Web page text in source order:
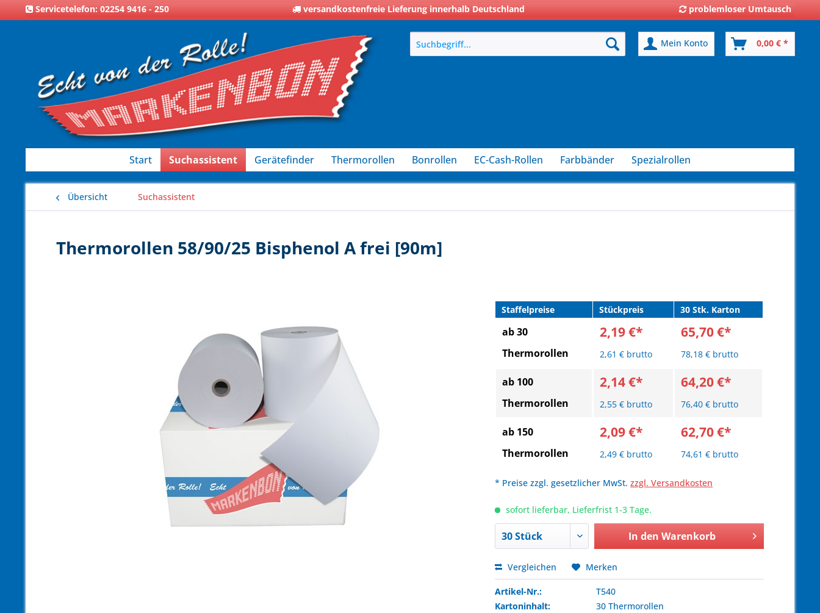
Servicetelefon: 02254 9416 - 250 versandkostenfreie Lieferung innerhalb Deutschland problemloser Umtausch
Mein Konto 0,00 € *
Start Suchassistent Gerätefinder Thermorollen Bonrollen EC-Cash-Rollen Farbbänder Spezialrollen
Übersicht Suchassistent
Thermorollen 58/90/25 Bisphenol A frei [90m]
Staffelpreise Stückpreis 30 Stk. Karton
ab 30
Thermorollen
2,19 €*
2,61 € brutto
65,70 €*
78,18 € brutto
ab 100
Thermorollen
2,14 €*
2,55 € brutto
64,20 €*
76,40 € brutto
ab 150
Thermorollen
2,09 €*
2,49 € brutto
62,70 €*
74,61 € brutto
* Preise zzgl. gesetzlicher MwSt.zzgl. Versandkosten
sofort lieferbar, Lieferfrist 1-3 Tage.
In den Warenkorb
Vergleichen Merken
Artikel-Nr.:
T540
Kartoninhalt:
30 Thermorollen